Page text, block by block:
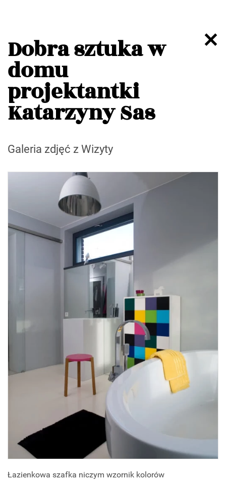
Dobra sztuka w
domu
projektantki
Katarzyny Sas
Galeria zdjęć z Wizyty
Łazienkowa szafka niczym wzornik kolorów